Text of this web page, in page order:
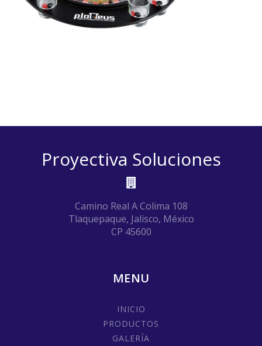
Proyectiva Soluciones
Camino Real A Colima 108
Tlaquepaque, Jalisco, México
CP 45600
MENU
INICIO
PRODUCTOS
GALERÍA